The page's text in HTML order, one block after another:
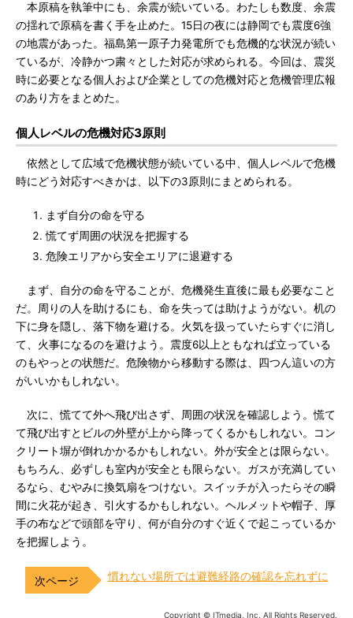
本原稿を執筆中にも、余震が続いている。わたしも数度、余震
の揺れで原稿を書く手を止めた。15日の夜には静岡でも震度6強
の地震があった。福島第一原子力発電所でも危機的な状況が続い
ているが、冷静かつ粛々とした対応が求められる。今回は、震災
時に必要となる個人および企業としての危機対応と危機管理広報
のあり方をまとめた。
個人レベルの危機対応3原則
依然として広域で危機状態が続いている中、個人レベルで危機
時にどう対応すべきかは、以下の3原則にまとめられる。
まず自分の命を守る
慌てず周囲の状況を把握する
危険エリアから安全エリアに退避する
まず、自分の命を守ることが、危機発生直後に最も必要なこと
だ。周りの人を助けるにも、命を失っては助けようがない。机の
下に身を隠し、落下物を避ける。火気を扱っていたらすぐに消し
て、火事になるのを避けよう。震度6以上ともなれば立っている
のもやっとの状態だ。危険物から移動する際は、四つん這いの方
がいいかもしれない。
次に、慌てて外へ飛び出さず、周囲の状況を確認しよう。慌て
て飛び出すとビルの外壁が上から降ってくるかもしれない。コン
クリート塀が倒れかかるかもしれない。外が安全とは限らない。
もちろん、必ずしも室内が安全とも限らない。ガスが充満してい
るなら、むやみに換気扇をつけない。スイッチが入ったらその瞬
間に火花が起き、引火するかもしれない。ヘルメットや帽子、厚
手の布などで頭部を守り、何が自分のすぐ近くで起こっているか
を把握しよう。
慣れない場所では避難経路の確認を忘れずに
Copyright © ITmedia, Inc. All Rights Reserved.